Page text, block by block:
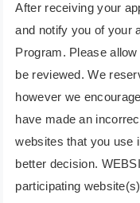
After receiving your
and notify you of your
Program. Please
be reviewed. We
however we
have made an
websites that you use
better decision.
participating